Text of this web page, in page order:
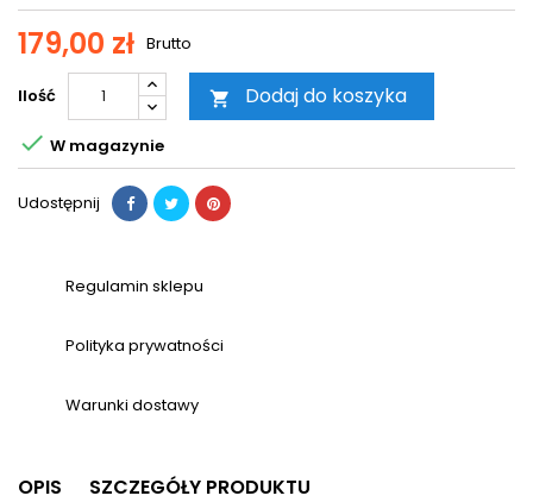
179,00 zł Brutto
Ilość  Dodaj do koszyka
 W magazynie
Udostępnij
Regulamin sklepu
Polityka prywatności
Warunki dostawy
OPIS SZCZEGÓŁY PRODUKTU